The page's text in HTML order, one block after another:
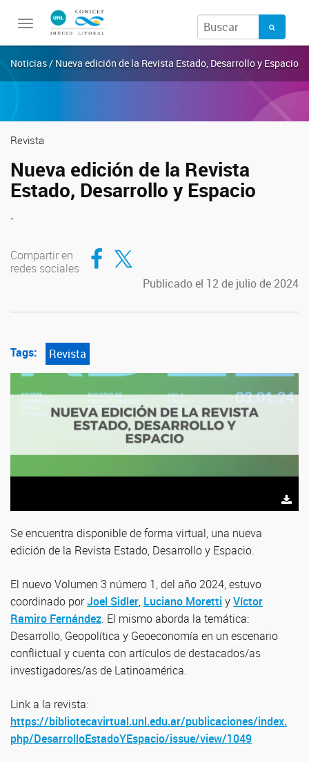
Toggle
Noticias / Nueva edición de la Revista Estado, Desarrollo y Espacio
Revista
Nueva edición de la Revista
Estado, Desarrollo y Espacio
-
Compartir en
redes sociales
Compartir en Facebook
Compartir en Twitter
Publicado el 12 de julio de 2024
Tags: Revista
Se encuentra disponible de forma virtual, una nueva
edición de la Revista Estado, Desarrollo y Espacio.
El nuevo Volumen 3 número 1, del año 2024, estuvo
coordinado porJoel Sidler, Luciano Moretti yVíctor
Ramiro Fernández. El mismo aborda la temática:
Desarrollo, Geopolítica y Geoeconomía en un escenario
conflictual y cuenta con artículos de destacados/as
investigadores/as de Latinoamérica.
Link a la revista:
https://bibliotecavirtual.unl.edu.ar/publicaciones/index.
php/DesarrolloEstadoYEspacio/issue/view/1049